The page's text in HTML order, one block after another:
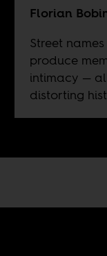
Florian
Street
produce
intimacy —
distorting